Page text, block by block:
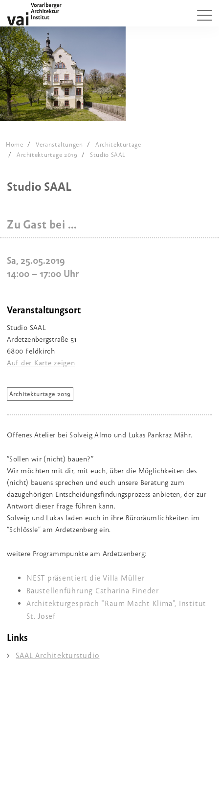
Home Veranstaltungen
Architekturtage
Architekturtage 2019
Studio SAAL
Studio SAAL
Zu Gast bei …
Sa, 25.05.2019
14:00 – 17:00 Uhr
Veranstaltungsort
Studio SAAL
Ardetzenbergstraße 51
6800 Feldkirch
Auf der Karte zeigen
Architekturtage 2019
Offenes Atelier bei Solveig Almo und Lukas Pankraz Mähr.
“Sollen wir (nicht) bauen?”
Wir möchten mit dir, mit euch, über die Möglichkeiten des
(nicht) bauens sprechen und euch unsere Beratung zum
dazugehörigen Entscheidungsfindungsprozess anbieten, der zur
Antwort dieser Frage führen kann.
Solveig und Lukas laden euch in ihre Büroräumlichkeiten im
“Schlössle” am Ardetzenberg ein.
weitere Programmpunkte am Ardetzenberg:
NEST präsentiert die Villa Müller
Baustellenführung Catharina Fineder
Architekturgespräch "Raum Macht Klima", Institut
St. Josef
Links
SAAL Architekturstudio